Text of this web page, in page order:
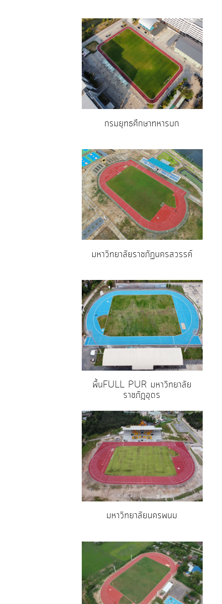
กรมยุทธศึกษาทหารบก
มหาวิทยาลัยราชภัฏนครสวรรค์
พื้นFULL PUR มหาวิทยาลัย
ราชภัฎอุดร
มหาวิทยาลัยนครพนม